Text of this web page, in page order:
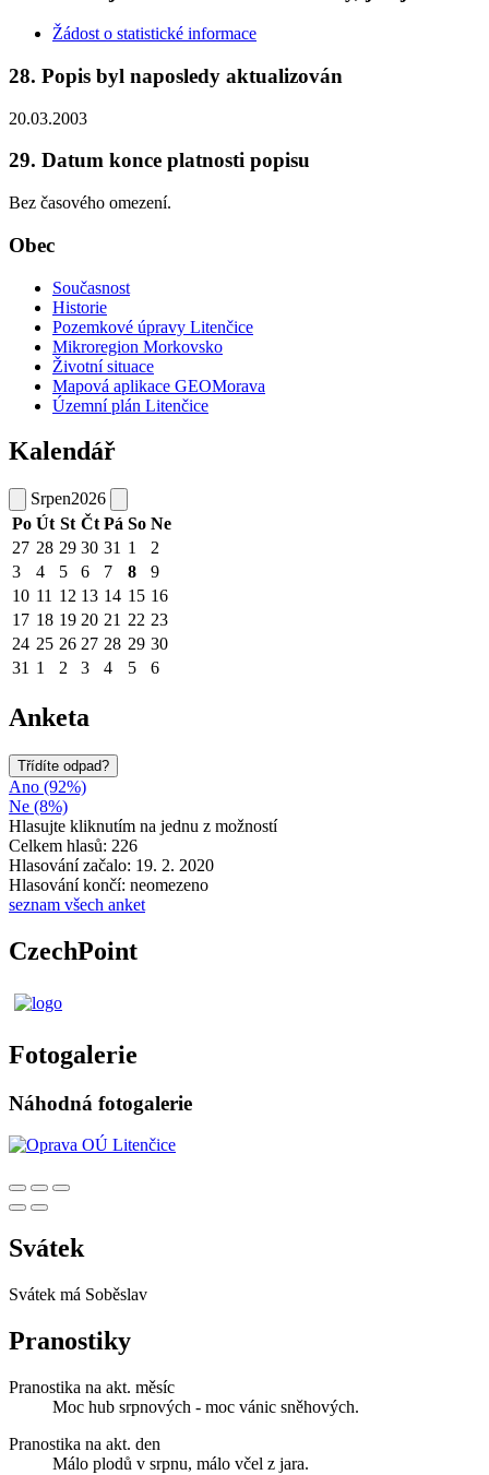
Žádost o statistické informace
28. Popis byl naposledy aktualizován
20.03.2003
29. Datum konce platnosti popisu
Bez časového omezení.
Obec
Současnost
Historie
Pozemkové úpravy Litenčice
Mikroregion Morkovsko
Životní situace
Mapová aplikace GEOMorava
Územní plán Litenčice
Kalendář
Srpen2026
Po Út St Čt Pá So Ne
27 28 29 30 31 1
2
3
4 5 6 7 8
9
10 11 12 13 14 15 16
17 18 19 20 21 22 23
24 25 26 27 28 29 30
31 1 2 3 4 5 6
Anketa
Třídíte odpad?
Ano (92%)
Ne (8%)
Hlasujte kliknutím na jednu z možností
Celkem hlasů: 226
Hlasování začalo: 19. 2. 2020
Hlasování končí: neomezeno
seznam všech anket
CzechPoint
Fotogalerie
Náhodná fotogalerie
Svátek
Svátek má Soběslav
Pranostiky
Pranostika na akt. měsíc
Moc hub srpnových - moc vánic sněhových.
Pranostika na akt. den
Málo plodů v srpnu, málo včel z jara.